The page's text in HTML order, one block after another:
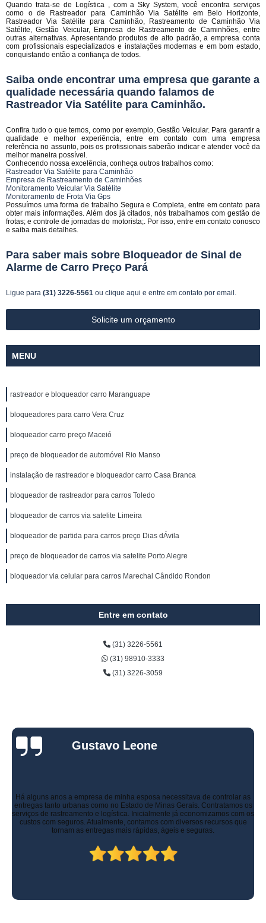
Quando trata-se de Logística , com a Sky System, você encontra serviços
como o de Rastreador para Caminhão Via Satélite em Belo Horizonte,
Rastreador Via Satélite para Caminhão, Rastreamento de Caminhão Via
Satélite, Gestão Veicular, Empresa de Rastreamento de Caminhões, entre
outras alternativas. Apresentando produtos de alto padrão, a empresa conta
com profissionais especializados e instalações modernas e em bom estado,
conquistando então a confiança de todos.
Saiba onde encontrar uma empresa que garante a
qualidade necessária quando falamos de
Rastreador Via Satélite para Caminhão.
Confira tudo o que temos, como por exemplo, Gestão Veicular. Para garantir a
qualidade e melhor experiência, entre em contato com uma empresa
referência no assunto, pois os profissionais saberão indicar e atender você da
melhor maneira possível.
Conhecendo nossa excelência, conheça outros trabalhos como:
Rastreador Via Satélite para Caminhão
Empresa de Rastreamento de Caminhões
Monitoramento Veicular Via Satélite
Monitoramento de Frota Via Gps
Possuímos uma forma de trabalho Segura e Completa, entre em contato para
obter mais informações. Além dos já citados, nós trabalhamos com gestão de
frotas; e controle de jornadas do motorista;. Por isso, entre em contato conosco
e saiba mais detalhes.
Para saber mais sobre Bloqueador de Sinal de
Alarme de Carro Preço Pará
Ligue para (31) 3226-5561 ou clique aqui e entre em contato por email.
Solicite um orçamento
MENU
rastreador e bloqueador carro Maranguape
bloqueadores para carro Vera Cruz
bloqueador carro preço Maceió
preço de bloqueador de automóvel Rio Manso
instalação de rastreador e bloqueador carro Casa Branca
bloqueador de rastreador para carros Toledo
bloqueador de carros via satelite Limeira
bloqueador de partida para carros preço Dias dÁvila
preço de bloqueador de carros via satelite Porto Alegre
bloqueador via celular para carros Marechal Cândido Rondon
Entre em contato
(31) 3226-5561
(31) 98910-3333
(31) 3226-3059
Gustavo Leone
Há alguns anos a empresa de minha esposa necessitava de controlar as
entregas tanto urbanas como no Estado de Minas Gerais. Contratamos os
serviços de rastreamento e logística. Inicialmente já economizamos com os
custos com seguros. Atualmente, contamos com diversos recursos que
tornam as entregas mais rápidas, ágeis e seguras.